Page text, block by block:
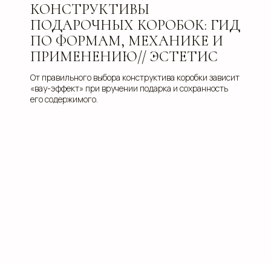
КОНСТРУКТИВЫ
ПОДАРОЧНЫХ КОРОБОК: ГИД
ПО ФОРМАМ, МЕХАНИКЕ И
ПРИМЕНЕНИЮ// ЭСТЕТИС
От правильного выбора конструктива коробки зависит
«вау-эффект» при вручении подарка и сохранность
его содержимого.
вконтакте
+7 (343) 288 56 30
info@estetis.ru